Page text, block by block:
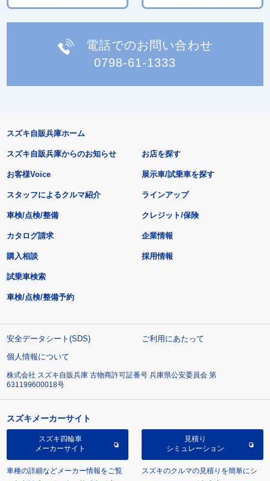
電話でのお問い合わせ
0798-61-1333
スズキ自販兵庫ホーム
スズキ自販兵庫からのお知らせ
お客様Voice
スタッフによるクルマ紹介
お店を探す
展示車/試乗車を探す
ラインアップ
車検/点検/整備 クレジット/保険
カタログ請求
購入相談
試乗車検索
車検/点検/整備予約
企業情報
採用情報
安全データシート(SDS)
ご利用にあたって
個人情報について
株式会社 スズキ自販兵庫 古物商許可証番号 兵庫県公安委員会 第
631199600018号
スズキメーカーサイト
スズキ四輪車
メーカーサイト
車種の詳細などメーカー情報をご覧
見積り
シミュレーション
スズキのクルマの見積りを簡単にシ